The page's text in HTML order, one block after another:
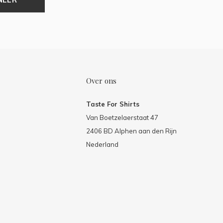
Over ons
Taste For Shirts
Van Boetzelaerstaat 47
2406 BD Alphen aan den Rijn
Nederland